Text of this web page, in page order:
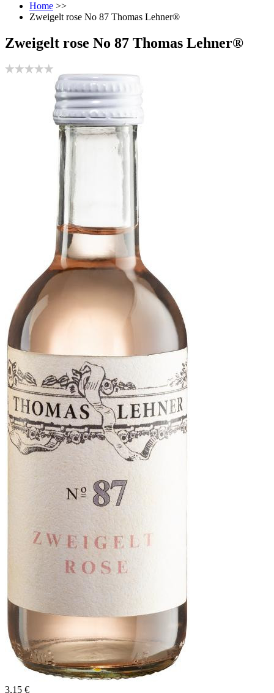
Home >>
Zweigelt rose No 87 Thomas Lehner®
Zweigelt rose No 87 Thomas Lehner®
3,15 €